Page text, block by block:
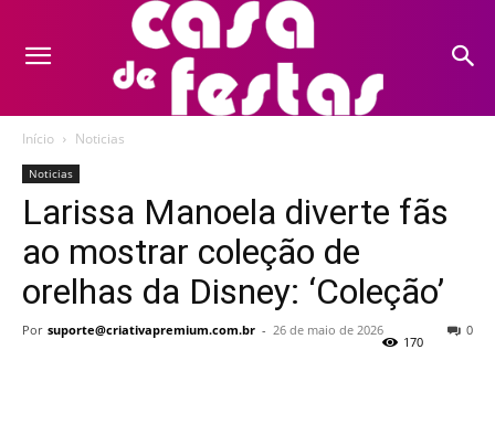
Início Noticias
Noticias
Larissa Manoela diverte fãs
ao mostrar coleção de
orelhas da Disney: ‘Coleção’
Por suporte@criativapremium.com.br - 26 de maio de 2026 0
170